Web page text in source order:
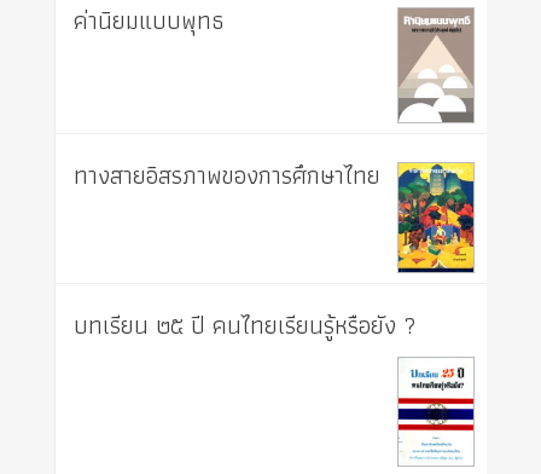
ค่านิยมแบบพุทธ
ทางสายอิสรภาพของการศึกษาไทย
บทเรียน ๒๕ ปี คนไทยเรียนรู้หรือยัง ?